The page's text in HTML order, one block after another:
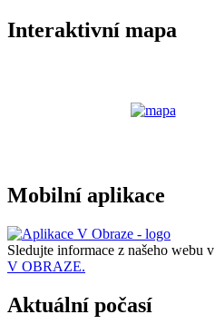
Interaktivní mapa
Mobilní aplikace
Sledujte informace z našeho webu v
V OBRAZE.
Aktuální počasí